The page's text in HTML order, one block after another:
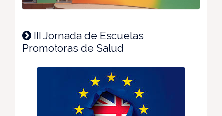
III Jornada de Escuelas
Promotoras de Salud